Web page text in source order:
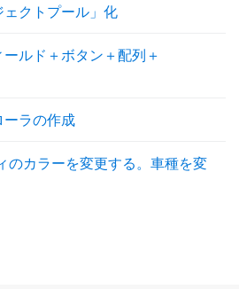
クトプール」化
ルド＋ボタン＋配列＋
ーラの作成
のカラーを変更する。車種を変